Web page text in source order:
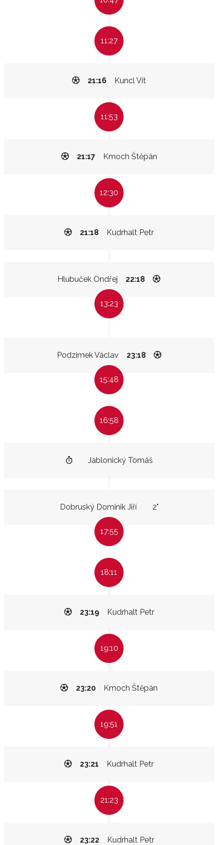
11:27
Kuncl Vít
21:16
11:53
Kmoch Štěpán
21:17
12:30
Kudrhalt Petr
21:18
Hlubuček Ondřej 22:18
13:23
Podzimek Václav 23:18
15:48
16:58
Jablonický Tomáš
Dobruský Dominik Jiří 2"
17:55
18:11
Kudrhalt Petr
23:19
19:10
Kmoch Štěpán
23:20
19:51
Kudrhalt Petr
23:21
21:23
Kudrhalt Petr
23:22